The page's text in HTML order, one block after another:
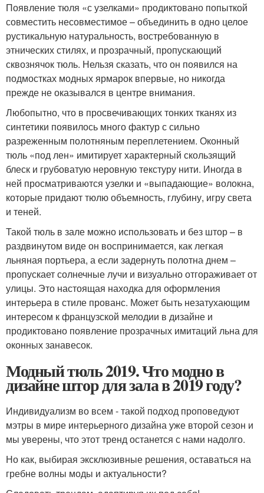
Появление тюля «с узелками» продиктовано попыткой
совместить несовместимое – объединить в одно целое
рустикальную натуральность, востребованную в
этнических стилях, и прозрачный, пропускающий
сквознячок тюль. Нельзя сказать, что он появился на
подмостках модных ярмарок впервые, но никогда
прежде не оказывался в центре внимания.
Любопытно, что в просвечивающих тонких тканях из
синтетики появилось много фактур с сильно
разреженным полотняным переплетением. Оконный
тюль «под лен» имитирует характерный скользящий
блеск и грубоватую неровную текстуру нити. Иногда в
ней просматриваются узелки и «выпадающие» волокна,
которые придают тюлю объемность, глубину, игру света
и теней.
Такой тюль в зале можно использовать и без штор – в
раздвинутом виде он воспринимается, как легкая
льняная портьера, а если задернуть полотна днем –
пропускает солнечные лучи и визуально отгораживает от
улицы. Это настоящая находка для оформления
интерьера в стиле прованс. Может быть незатухающим
интересом к французской мелодии в дизайне и
продиктовано появление прозрачных имитаций льна для
оконных занавесок.
Модный тюль 2019. Что модно в
дизайне штор для зала в 2019 году?
Индивидуализм во всем - такой подход проповедуют
мэтры в мире интерьерного дизайна уже второй сезон и
мы уверены, что этот тренд останется с нами надолго.
Но как, выбирая эксклюзивные решения, оставаться на
гребне волны моды и актуальности?